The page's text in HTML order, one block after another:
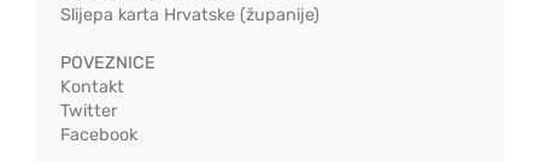
Slijepa karta Hrvatske (županije)
POVEZNICE
Kontakt
Twitter
Facebook